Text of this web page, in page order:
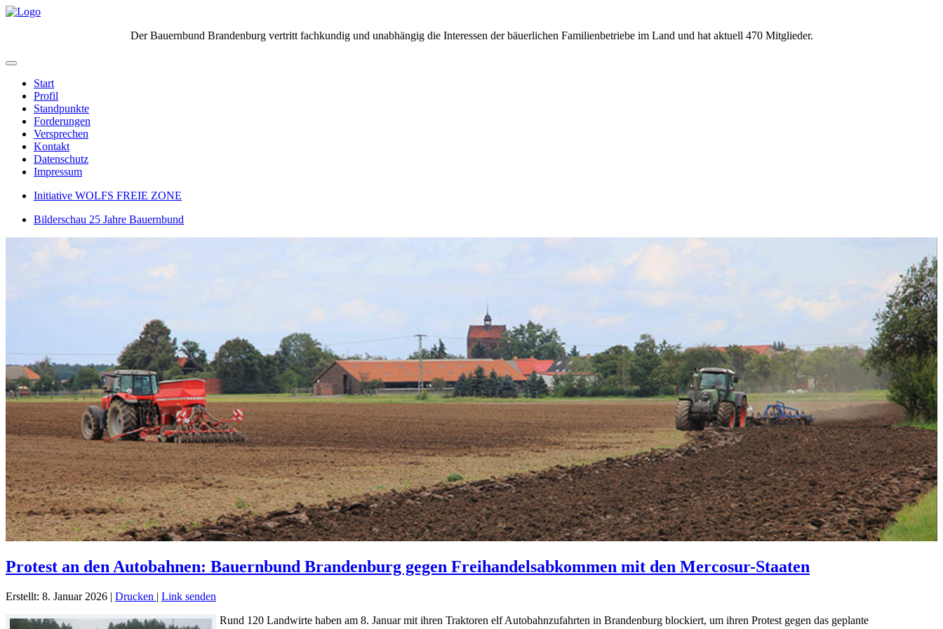
Der Bauernbund Brandenburg vertritt fachkundig und unabhängig die Interessen der bäuerlichen Familienbetriebe im Land und hat aktuell 470 Mitglieder.
Start
Profil
Standpunkte
Forderungen
Versprechen
Kontakt
Datenschutz
Impressum
Initiative WOLFS FREIE ZONE
Bilderschau 25 Jahre Bauernbund
Protest an den Autobahnen: Bauernbund Brandenburg gegen Freihandelsabkommen mit den Mercosur-Staaten
Erstellt: 8. Januar 2026 | Drucken | Link senden
Rund 120 Landwirte haben am 8. Januar mit ihren Traktoren elf Autobahnzufahrten in Brandenburg blockiert, um ihren Protest gegen das geplante